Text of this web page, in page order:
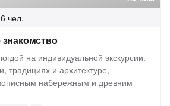
чел.
на индивидуальной экскурсии.
традициях и архитектуре,
набережным и древним